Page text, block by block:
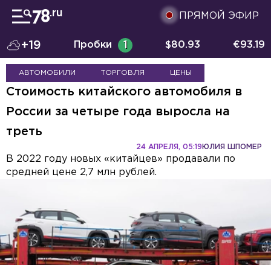
ПРЯМОЙ ЭФИР
+19 Пробки 1 $80.93 €93.19
АВТОМОБИЛИ ТОРГОВЛЯ ЦЕНЫ
Стоимость китайского автомобиля в
России за четыре года выросла на
треть
ЮЛИЯ ШПОМЕР
24 АПРЕЛЯ, 05:19
В 2022 году новых «китайцев» продавали по
средней цене 2,7 млн рублей.